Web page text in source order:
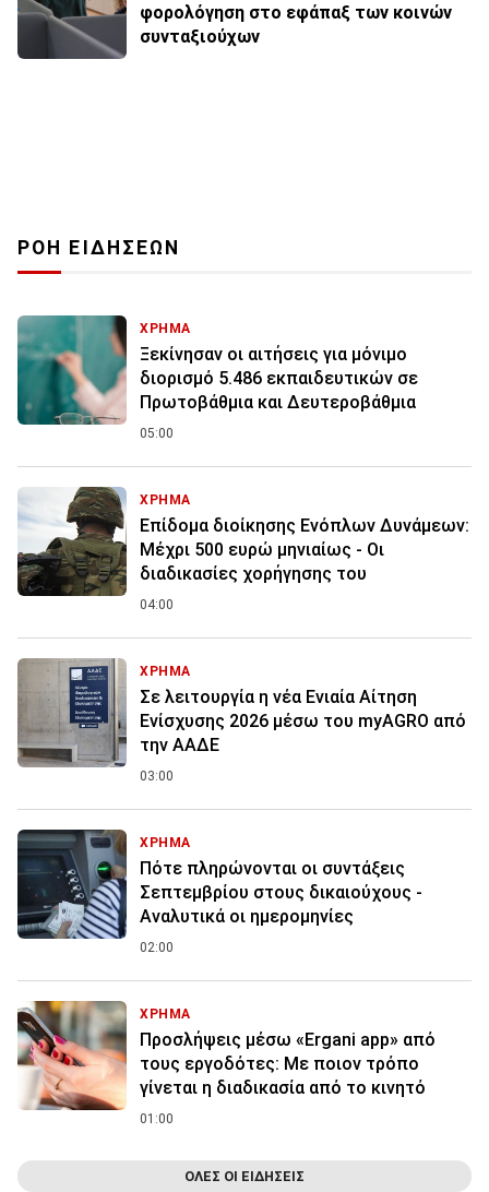
φορολόγηση στο εφάπαξ των κοινών
συνταξιούχων
ΡΟΗ ΕΙΔΗΣΕΩΝ
ΧΡΗΜΑ
Ξεκίνησαν οι αιτήσεις για μόνιμο
διορισμό 5.486 εκπαιδευτικών σε
Πρωτοβάθμια και Δευτεροβάθμια
05:00
ΧΡΗΜΑ
Επίδομα διοίκησης Ενόπλων Δυνάμεων:
Μέχρι 500 ευρώ μηνιαίως - Οι
διαδικασίες χορήγησης του
04:00
ΧΡΗΜΑ
Σε λειτουργία η νέα Ενιαία Αίτηση
Ενίσχυσης 2026 μέσω του myAGRO από
την ΑΑΔΕ
03:00
ΧΡΗΜΑ
Πότε πληρώνονται οι συντάξεις
Σεπτεμβρίου στους δικαιούχους -
Αναλυτικά οι ημερομηνίες
02:00
ΧΡΗΜΑ
Προσλήψεις μέσω «Ergani app» από
τους εργοδότες: Με ποιον τρόπο
γίνεται η διαδικασία από το κινητό
01:00
ΟΛΕΣ ΟΙ ΕΙΔΗΣΕΙΣ